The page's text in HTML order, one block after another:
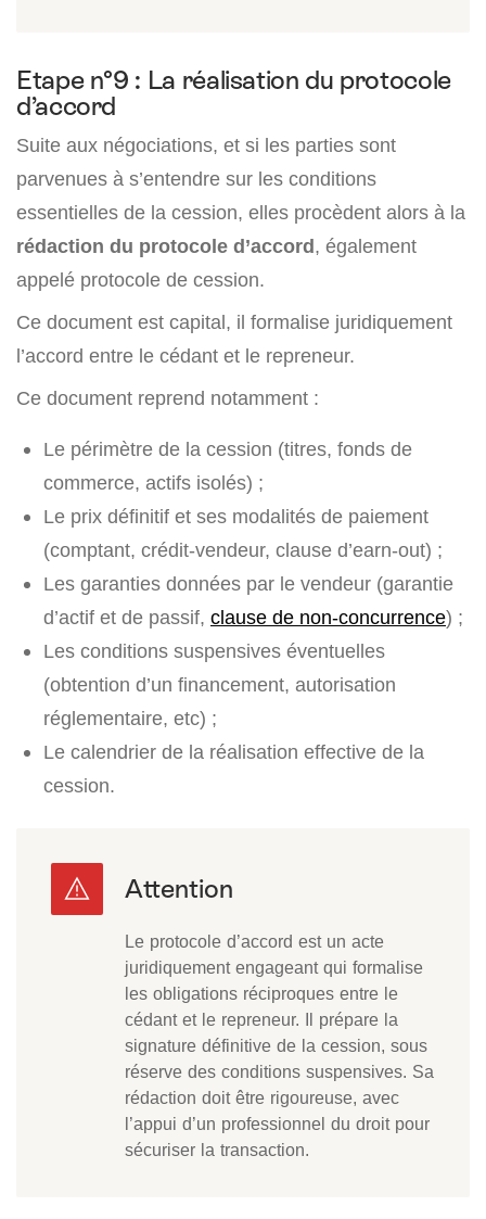
Etape n°9 : La réalisation du protocole
d’accord
Suite aux négociations, et si les parties sont
parvenues à s’entendre sur les conditions
essentielles de la cession, elles procèdent alors à la
rédaction du protocole d’accord, également
appelé protocole de cession.
Ce document est capital, il formalise juridiquement
l’accord entre le cédant et le repreneur.
Ce document reprend notamment :
Le périmètre de la cession (titres, fonds de
commerce, actifs isolés) ;
Le prix définitif et ses modalités de paiement
(comptant, crédit-vendeur, clause d’earn-out) ;
Les garanties données par le vendeur (garantie
d’actif et de passif, clause de non-concurrence) ;
Les conditions suspensives éventuelles
(obtention d’un financement, autorisation
réglementaire, etc) ;
Le calendrier de la réalisation effective de la
cession.
Le protocole d’accord est un acte
juridiquement engageant qui formalise
les obligations réciproques entre le
cédant et le repreneur. Il prépare la
signature définitive de la cession, sous
réserve des conditions suspensives. Sa
rédaction doit être rigoureuse, avec
l’appui d’un professionnel du droit pour
sécuriser la transaction.